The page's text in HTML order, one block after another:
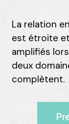
La relation
est étroite
amplifiés
deux
complètent.